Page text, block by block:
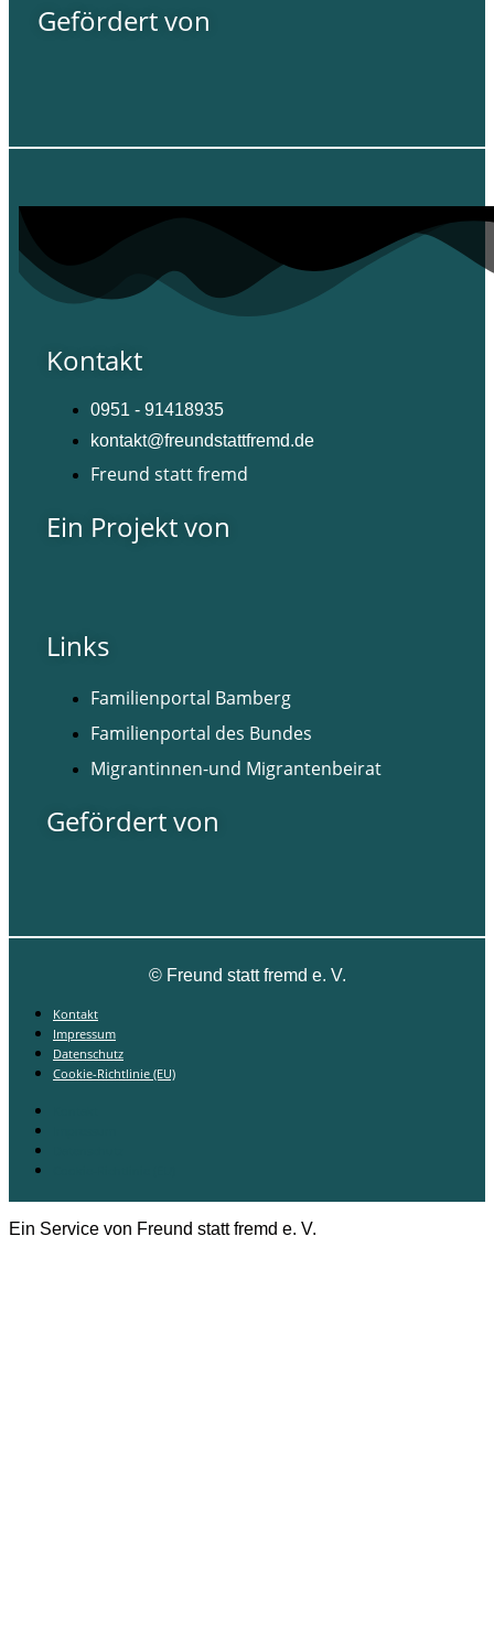
Gefördert von
Kontakt
0951 - 91418935
kontakt@freundstattfremd.de
Freund statt fremd
Ein Projekt von
Links
Familienportal Bamberg
Familienportal des Bundes
Migrantinnen-und Migrantenbeirat
Gefördert von
©Freund statt fremd e. V.
Kontakt
Impressum
Datenschutz
Cookie-Richtlinie (EU)
Ein Service von Freund statt fremd e. V.